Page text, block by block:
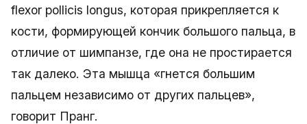
flexor pollicis longus, которая прикрепляется к
кости, формирующей кончик большого пальца, в
отличие от шимпанзе, где она не простирается
так далеко. Эта мышца «гнется большим
пальцем независимо от других пальцев»,
говорит Пранг.